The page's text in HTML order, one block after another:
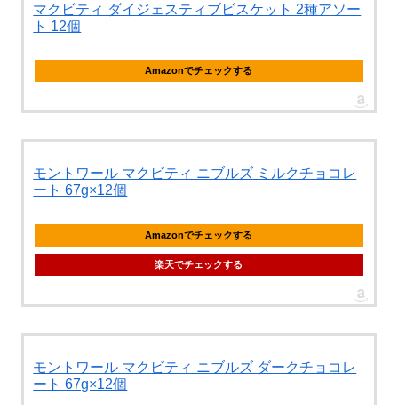
マクビティ ダイジェスティブビスケット 2種アソー
ト 12個
Amazonでチェックする
モントワール マクビティ ニブルズ ミルクチョコレ
ート 67g×12個
Amazonでチェックする
楽天でチェックする
モントワール マクビティ ニブルズ ダークチョコレ
ート 67g×12個